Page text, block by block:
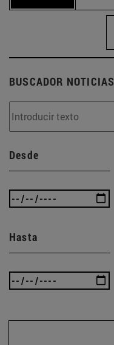
BUSCADOR NOTICIAS
Desde
Hasta